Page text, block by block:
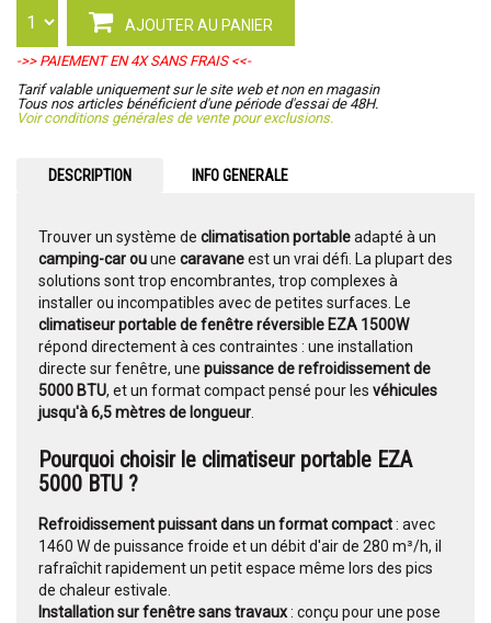
AJOUTER AU PANIER
->> PAIEMENT EN 4X SANS FRAIS <<-
Tarif valable uniquement sur le site web et non en magasin
Tous nos articles bénéficient d'une période d'essai de 48H.
Voir conditions générales de vente pour exclusions.
DESCRIPTION INFO GENERALE
Trouver un système de climatisation portableadapté à un
camping-car ouune caravaneest un vrai défi. La plupart des
solutions sont trop encombrantes, trop complexes à
installer ou incompatibles avec de petites surfaces. Le
climatiseur portable de fenêtre réversible EZA 1500W
répond directement à ces contraintes : une installation
directe sur fenêtre, une puissance de refroidissement de
5000 BTU, et un format compact pensé pour les véhicules
jusqu'à 6,5 mètres de longueur
Pourquoi choisir le climatiseur portable EZA
5000 BTU ?
Refroidissement puissant dans un format compact: avec
1460 W de puissance froide et un débit d'air de 280 m³/h, il
rafraîchit rapidement un petit espace même lors des pics
de chaleur estivale.
Installation sur fenêtre sans travaux: conçu pour une pose